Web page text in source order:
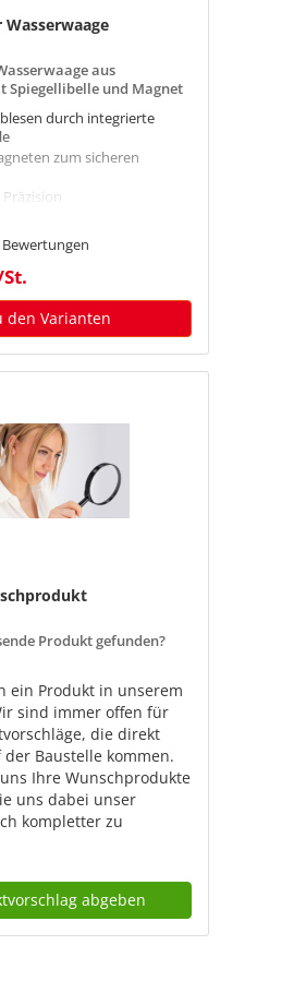
Wasserwaage
aus
Spiegellibelle und Magnet
durch integrierte
zum sicheren
in Normalposition: 0,5 mm /
Bewertungen
den Varianten
Produkt gefunden?
ein Produkt in unserem
sind immer offen für
die direkt
der Baustelle kommen.
Ihre Wunschprodukte
uns dabei unser
kompletter zu
abgeben